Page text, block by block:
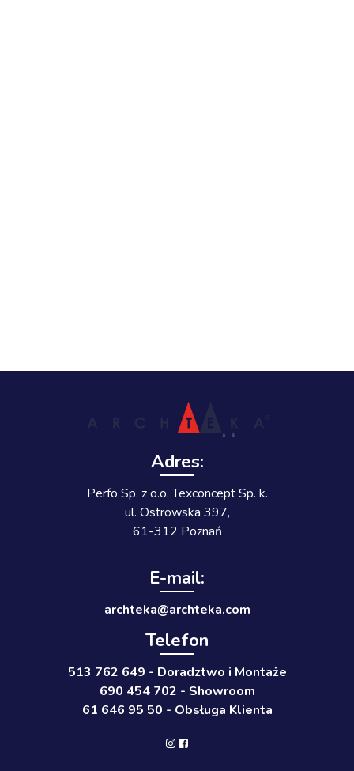
Adres:
Perfo Sp. z o.o. Texconcept Sp. k.
ul. Ostrowska 397,
61-312 Poznań
E-mail:
moc.a
kethc
ra@ak
ethcr
a
Telefon
513 762 649 - Doradztwo i Montaże
690 454 702 - Showroom
61 646 95 50 - Obsługa Klienta